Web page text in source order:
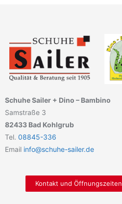
Schuhe Sailer + Dino – Bambino
Samstraße 3
82433 Bad Kohlgrub
Tel. 08845-336
Email info@schuhe-sailer.de
Kontakt und Öffnungszeiten